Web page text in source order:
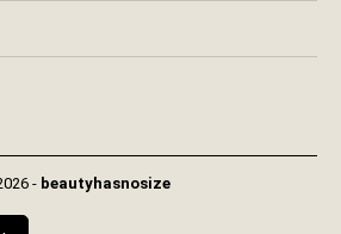
- beautyhasnosize